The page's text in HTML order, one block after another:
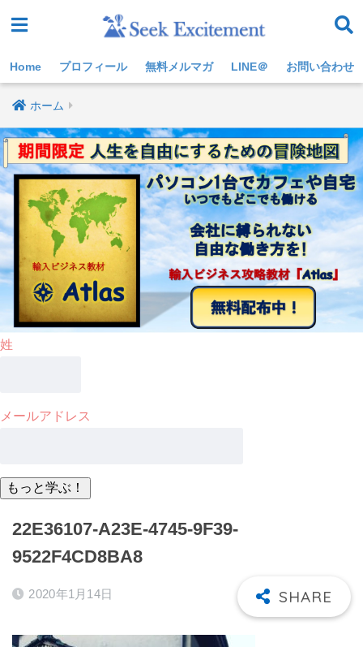
Home プロフィール 無料メルマガ LINE＠ お問い合わせ
ホーム
姓
メールアドレス
22E36107-A23E-4745-9F39-
9522F4CD8BA8
2020年1月14日